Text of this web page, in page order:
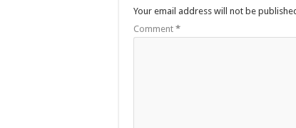
Your email address will not be
Comment *